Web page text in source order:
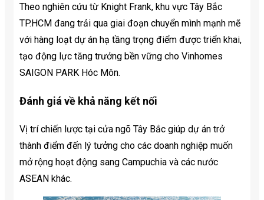
Theo nghiên cứu từ Knight Frank, khu vực Tây Bắc
TP.HCM đang trải qua giai đoạn chuyển mình mạnh mẽ
với hàng loạt dự án hạ tầng trọng điểm được triển khai,
tạo động lực tăng trưởng bền vững cho Vinhomes
SAIGON PARK Hóc Môn.
Đánh giá về khả năng kết nối
Vị trí chiến lược tại cửa ngõ Tây Bắc giúp dự án trở
thành điểm đến lý tưởng cho các doanh nghiệp muốn
mở rộng hoạt động sang Campuchia và các nước
ASEAN khác.